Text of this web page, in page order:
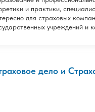
и практики,
для страховых
учреждений и
дело и